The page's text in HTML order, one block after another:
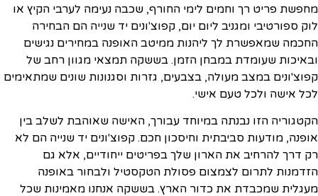
מחפשת פריט רך וחמים לימי החורף, שכבה נעימה לערבי הקיץ או
לוק ספורטיבי ומגניב ליום יום, קפוצ'ונים יד שנייה הם הבחירה
החכמה שמאפשרת לך ליהנות ממיטב האופנה במחירים נגישים
ובאיכות שעומדת במבחן הזמן. בששקה תמצאי מגוון רחב של
קפוצ'ונים במצב מעולה, בצבעים, גזרות וסגנונות שונים שמתאימים
לכל אישה ולכל טעם אישי.
הקטגוריה הזו נבנתה במיוחד עבורך, האישה שאוהבת לשלב בין
אופנה, מודעות סביבתית וחיסכון חכם. קפוצ'ונים יד שנייה הם לא
רק דרך להרחיב את הארון שלך בפריטים ייחודיים, אלא גם
הזדמנות לתרום לצמצום פסולת הטקסטיל ולבחור באופנה
מעגלית שמכבדת את כדור הארץ. בששקה אנחנו מאמינות שכל